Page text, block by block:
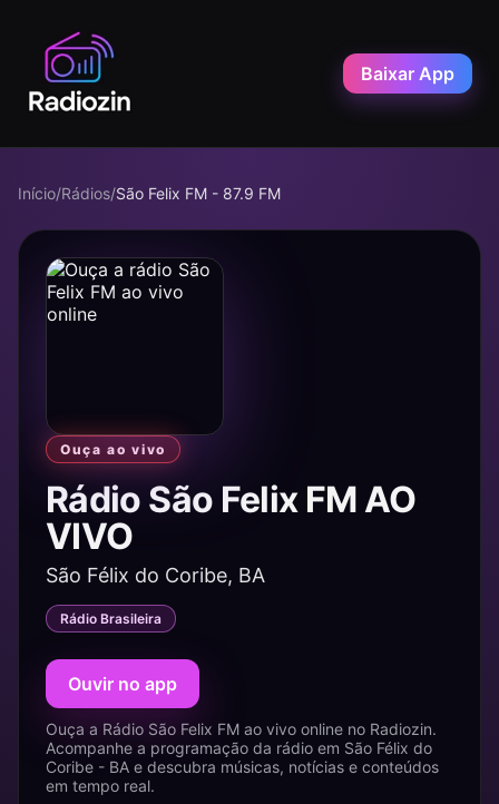
Baixar App
Início/Rádios/São Felix FM - 87.9 FM
Ouça ao vivo
Rádio São Felix FM AO
VIVO
São Félix do Coribe, BA
Rádio Brasileira
Ouvir no app
Ouça a Rádio São Felix FM ao vivo online no Radiozin.
Acompanhe a programação da rádio em São Félix do
Coribe - BA e descubra músicas, notícias e conteúdos
em tempo real.